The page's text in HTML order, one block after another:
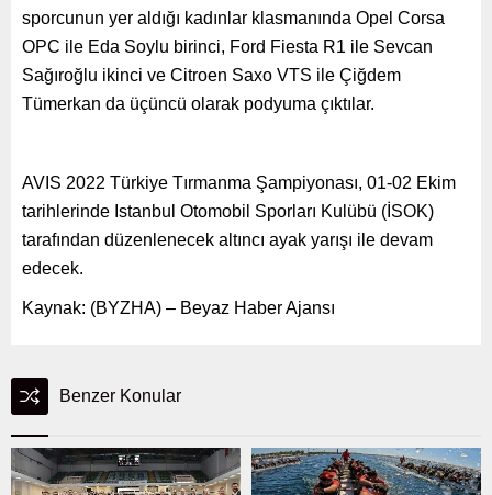
sporcunun yer aldığı kadınlar klasmanında Opel Corsa
OPC ile Eda Soylu birinci, Ford Fiesta R1 ile Sevcan
Sağıroğlu ikinci ve Citroen Saxo VTS ile Çiğdem
Tümerkan da üçüncü olarak podyuma çıktılar.
AVIS 2022 Türkiye Tırmanma Şampiyonası, 01-02 Ekim
tarihlerinde Istanbul Otomobil Sporları Kulübü (İSOK)
tarafından düzenlenecek altıncı ayak yarışı ile devam
edecek.
Kaynak: (BYZHA) – Beyaz Haber Ajansı
Benzer Konular